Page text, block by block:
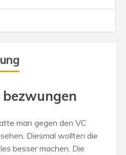
man gegen den VC
Diesmal wollten die
besser machen. Die